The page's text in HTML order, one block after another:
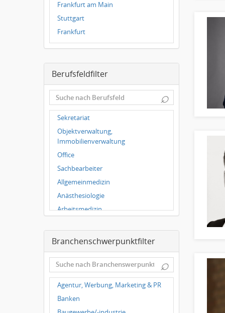
Frankfurt am Main
Stuttgart
Frankfurt
Dresden
Leipzig
Dortmund
Wuppertal
Hallbergmoos
Würzburg
Grünwald
Ulm
Bielefeld
Hannover
Duisburg
Berufsfeldfilter
⌕
Sekretariat
Objektverwaltung,
Immobilienverwaltung
Office
Sachbearbeiter
Allgemeinmedizin
Anästhesiologie
Arbeitsmedizin
Chirurgie
Frauenheilkunde, Geburtshilfe
Hals-Nasen-Ohrenheilkunde
Hautkrankheiten,
Geschlechtskrankheiten
Hygienemedizin, Umweltmedizin
Branchenschwerpunktfilter
⌕
Agentur, Werbung, Marketing & PR
Banken